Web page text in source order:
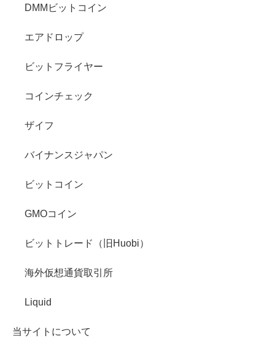
DMMビットコイン
エアドロップ
ビットフライヤー
コインチェック
ザイフ
バイナンスジャパン
ビットコイン
GMOコイン
ビットトレード（旧Huobi）
海外仮想通貨取引所
Liquid
当サイトについて